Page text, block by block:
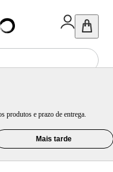
produtos e prazo de entrega.
Mais tarde